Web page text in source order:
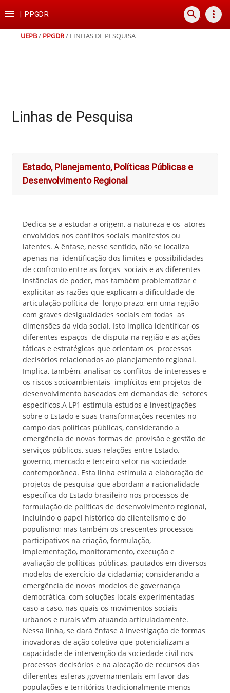
para
conteúdo
para
para
para
rodapé
 PPGDR search more_vert
UEPB/ PPGDR/ LINHAS DE PESQUISA
Linhas de Pesquisa
Estado, Planejamento, Políticas Públicas e
Desenvolvimento Regional
Dedica-se a estudar a origem, a natureza e os atores
envolvidos nos conflitos sociais manifestos ou
latentes. A ênfase, nesse sentido, não se localiza
apenas na identificação dos limites e possibilidades
de confronto entre as forças sociais e as diferentes
instâncias de poder, mas também problematizar e
explicitar as razões que explicam a dificuldade de
articulação política de longo prazo, em uma região
com graves desigualdades sociais em todas as
dimensões da vida social. Isto implica identificar os
diferentes espaços de disputa na região e as ações
táticas e estratégicas que orientam os processos
decisórios relacionados ao planejamento regional.
Implica, também, analisar os conflitos de interesses e
os riscos socioambientais implícitos em projetos de
desenvolvimento baseados em demandas de setores
específicos.A LP1 estimula estudos e investigações
sobre o Estado e suas transformações recentes no
campo das políticas públicas, considerando a
emergência de novas formas de provisão e gestão de
serviços públicos, suas relações entre Estado,
governo, mercado e terceiro setor na sociedade
contemporânea. Esta linha estimula a elaboração de
projetos de pesquisa que abordam a racionalidade
específica do Estado brasileiro nos processos de
formulação de políticas de desenvolvimento regional,
incluindo o papel histórico do clientelismo e do
populismo; mas também os crescentes processos
participativos na criação, formulação,
implementação, monitoramento, execução e
avaliação de políticas públicas, pautados em diversos
modelos de exercício da cidadania; considerando a
emergência de novos modelos de governança
democrática, com soluções locais experimentadas
caso a caso, nas quais os movimentos sociais
urbanos e rurais vêm atuando articuladamente.
Nessa linha, se dará ênfase à investigação de formas
inovadoras de ação coletiva que potencializam a
capacidade de intervenção da sociedade civil nos
processos decisórios e na alocação de recursos das
diferentes esferas governamentais em favor das
populações e territórios tradicionalmente menos